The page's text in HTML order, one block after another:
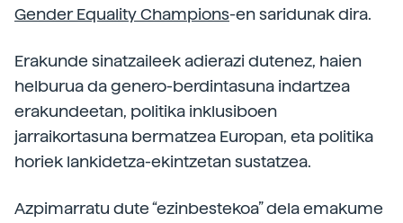
Gender Equality Champions-en saridunak dira.
Erakunde sinatzaileek adierazi dutenez, haien
helburua da genero-berdintasuna indartzea
erakundeetan, politika inklusiboen
jarraikortasuna bermatzea Europan, eta politika
horiek lankidetza-ekintzetan sustatzea.
Azpimarratu dute “ezinbestekoa” dela emakume